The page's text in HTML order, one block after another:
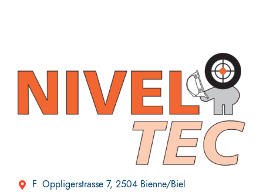
F. Oppligerstrasse 7, 2504 Bienne/Biel